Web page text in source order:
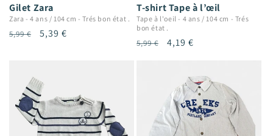
Gilet Zara
Zara -4 ans / 104 cm -Trés bon état .
Prix
5,99 €
Prix
5,39 €
T-shirt Tape à l’œil
Tape à l'oeil - 4 ans / 104 cm - Trés
bon état .
Prix
5,99 €
Prix
4,19 €